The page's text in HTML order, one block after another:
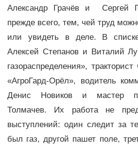
Александр Грачёв и Сергей
прежде всего, тем, чей труд
или увидеть в деле. В
Алексей Степанов и Виталий
газораспределения»,
«АгроГард-Орёл», водитель
Денис Новиков и мастер
Толмачев. Их работа не
выступлений: один следит за
был газ, другой пашет поле,